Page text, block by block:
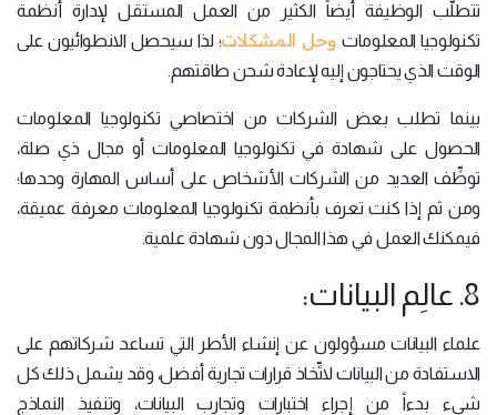
تتطلَّب الوظيفة أيضاً الكثير من العمل المستقل لإدارة أنظمة
تكنولوجيا المعلومات وحل المشكلات؛ لذا سيحصل الانطوائيون على
الوقت الذي يحتاجون إليه لإعادة شحن طاقتهم.
بينما تطلب بعض الشركات من اختصاصي تكنولوجيا المعلومات
الحصول على شهادة في تكنولوجيا المعلومات أو مجال ذي صلة،
توظِّف العديد من الشركات الأشخاص على أساس المهارة وحدها؛
ومن ثم إذا كنت تعرف بأنظمة تكنولوجيا المعلومات معرفة عميقة،
فيمكنك العمل في هذا المجال دون شهادة علمية.
8. عالِم البيانات:
علماء البيانات مسؤولون عن إنشاء الأطر التي تساعد شركاتهم على
الاستفادة من البيانات لاتِّخاذ قرارات تجارية أفضل، وقد يشمل ذلك كل
شيء بدءاً من إجراء اختبارات وتجارب البيانات، وتنفيذ النماذج